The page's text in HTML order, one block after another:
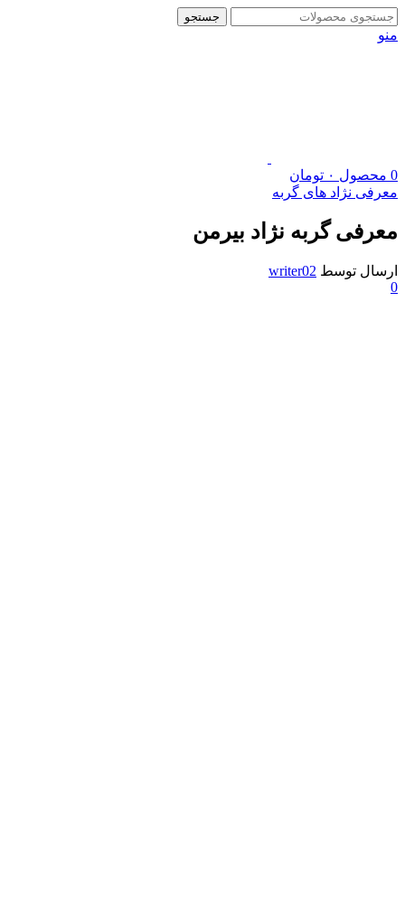
جستجو
منو
0 محصول ۰ تومان
معرفی نژاد های گربه
معرفی گربه نژاد بیرمن
ارسال توسط writer02
0